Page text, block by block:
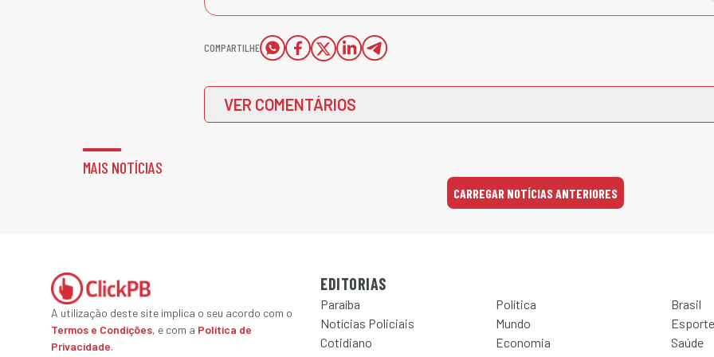
COMPARTILHE
VER COMENTÁRIOS
MAIS NOTÍCIAS
CARREGAR NOTÍCIAS ANTERIORES
A utilização deste site implica o seu acordo com o
Termos e Condições, e com a Política de
Privacidade.
EDITORIAS
Paraíba Política
Brasil
Notícias Policiais
Mundo
Esporte
Cotidiano
Economia
Saúde